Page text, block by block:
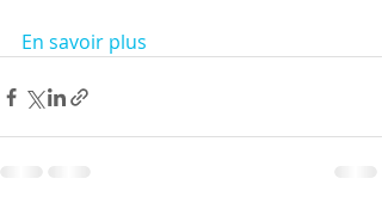
En savoir plus